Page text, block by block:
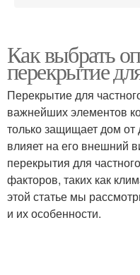
Перекрытие из
металлочерепицы
Как выбрать
перекрытие
Перекрытие для
важнейших элементов
только защищает дом от
влияет на его внешний
перекрытия для
факторов, таких как
этой статье мы
и их особенности.